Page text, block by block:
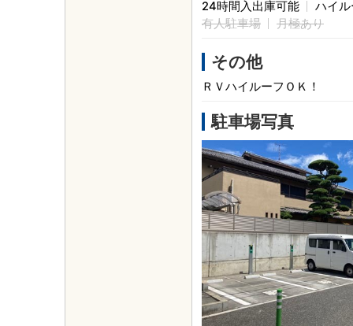
24時間入出庫可能
ハイ
有人駐車場
月極あり
その他
ＲＶハイルーフＯＫ！
駐車場写真